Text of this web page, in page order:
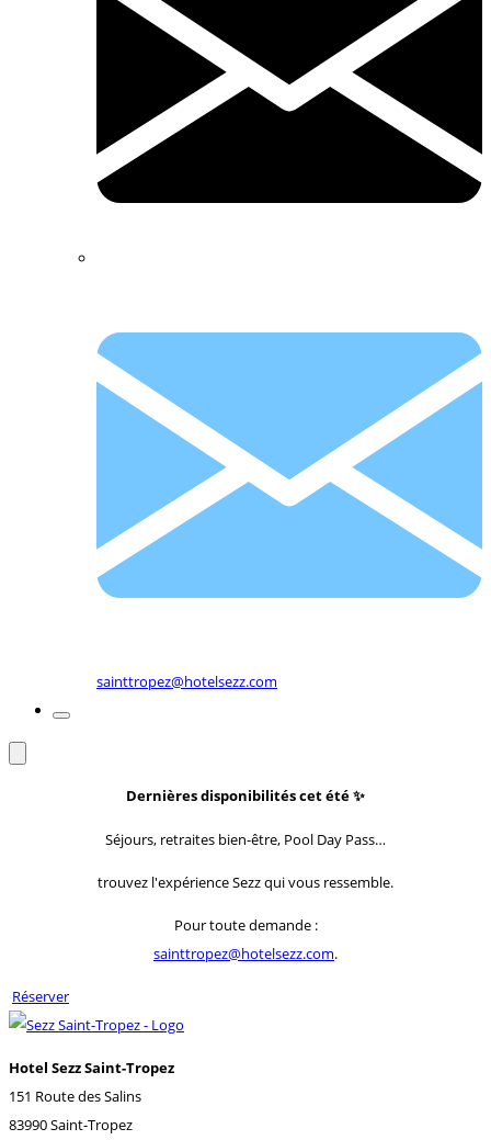
sainttropez@hotelsezz.com
Dernières disponibilités cet été ✨
Séjours, retraites bien-être, Pool Day Pass…
trouvez l'expérience Sezz qui vous ressemble.
Pour toute demande :
sainttropez@hotelsezz.com.
Réserver
Hotel Sezz Saint-Tropez
151 Route des Salins
83990 Saint-Tropez